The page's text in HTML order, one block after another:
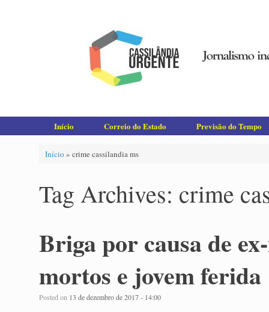
Início Correio do Estado Previsão do Tempo
Início » crime cassilandia ms
Tag Archives: crime
Briga por causa de
mortos e jovem ferida
Posted on 13 de dezembro de 2017 - 14:00